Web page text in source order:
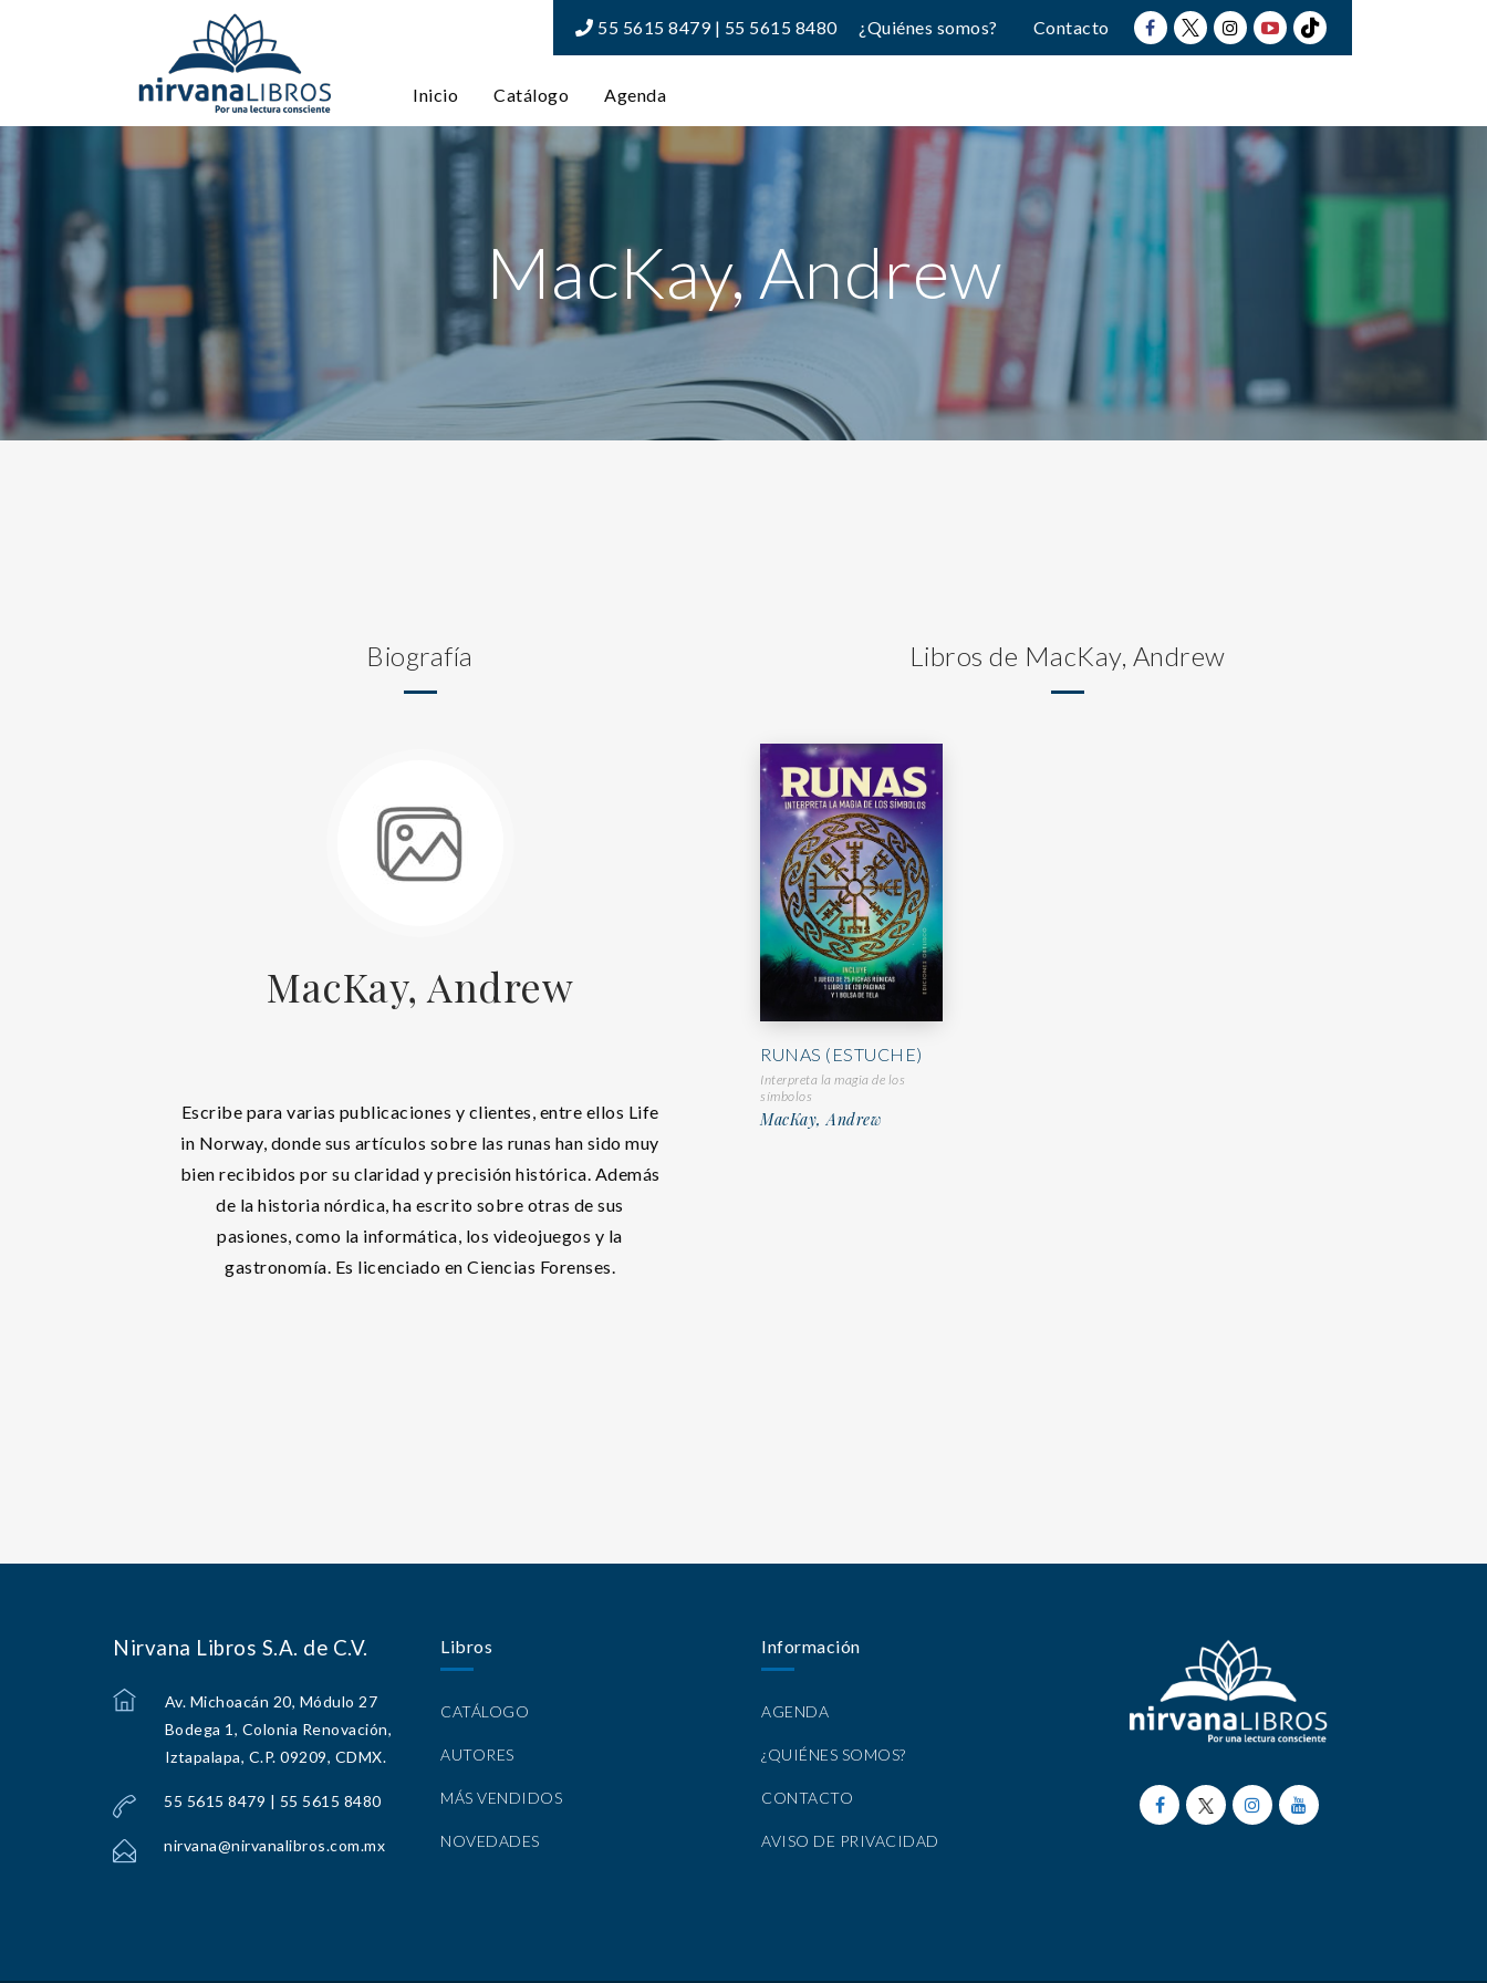
55 5615 8479 | 55 5615 8480 ¿Quiénes somos? Contacto
Inicio Catálogo Agenda
MacKay, Andrew
Biografía
MacKay, Andrew
Escribe para varias publicaciones y clientes, entre ellos Life
in Norway, donde sus artículos sobre las runas han sido muy
bien recibidos por su claridad y precisión histórica. Además
de la historia nórdica, ha escrito sobre otras de sus
pasiones, como la informática, los videojuegos y la
gastronomía. Es licenciado en Ciencias Forenses.
Libros de MacKay, Andrew
RUNAS (ESTUCHE)
Interpreta la magia de los
símbolos
MacKay, Andrew
Nirvana Libros S.A. de C.V.
Av. Michoacán 20, Módulo 27
Bodega 1, Colonia Renovación,
Iztapalapa, C.P. 09209, CDMX.
55 5615 8479 | 55 5615 8480
nirvana@nirvanalibros.com.mx
Libros
CATÁLOGO
AUTORES
MÁS VENDIDOS
NOVEDADES
Información
AGENDA
¿QUIÉNES SOMOS?
CONTACTO
AVISO DE PRIVACIDAD